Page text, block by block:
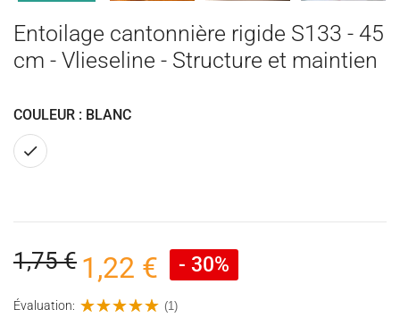
Entoilage cantonnière rigide S133 - 45
cm - Vlieseline - Structure et maintien
COULEUR : BLANC
Blanc
1,75 € 1,22 € - 30%
Évaluation: (1)